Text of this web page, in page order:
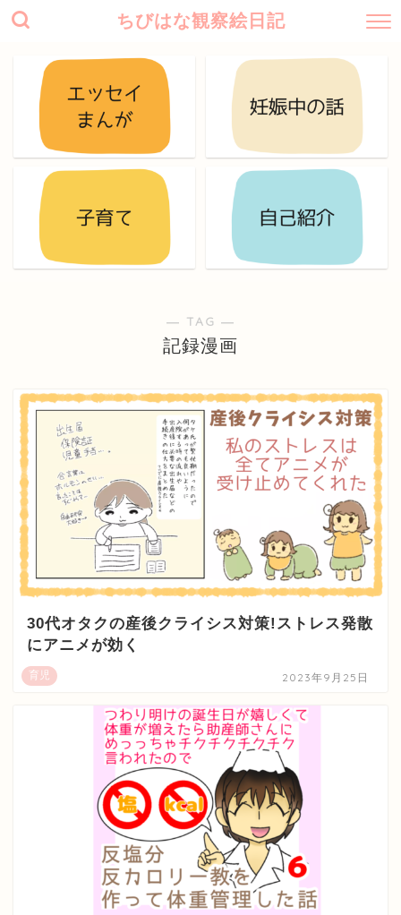
ちびはな観察絵日記
― TAG ―
記録漫画
育児
30代オタクの産後クライシス対策!ストレス発散
にアニメが効く
2023年9月25日